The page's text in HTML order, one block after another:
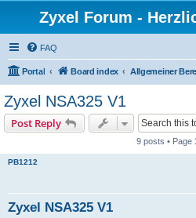
Zyxel Forum -
FAQ
Portal Board index
Zyxel NSA325 V1
Post Reply
9 posts • Page
PB1212
Zyxel NSA325 V1